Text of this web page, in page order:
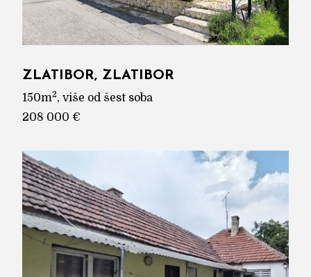
ZLATIBOR, ZLATIBOR
150m2, više od šest soba
208 000 €